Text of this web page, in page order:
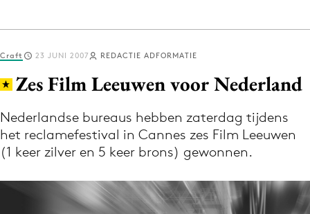
Log in
Download de app
Volg het laatste nieuws via de Adformatie
Nieuws app
Craft 23 JUNI 2007 REDACTIE ADFORMATIE
Zes Film Leeuwen voor Nederland
Nederlandse bureaus hebben zaterdag tijdens
het reclamefestival in Cannes zes Film Leeuwen
(1 keer zilver en 5 keer brons) gewonnen.